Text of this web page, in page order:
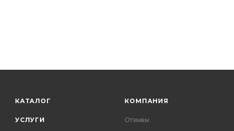
КАТАЛОГ
УСЛУГИ
КОМПАНИЯ
Отзывы